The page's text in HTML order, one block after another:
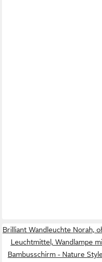
Brilliant Wandleuchte Norah,
Leuchtmittel, Wandlampe
Bambusschirm - Nature